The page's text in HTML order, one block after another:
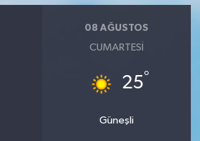
08 AĞUSTOS
CUMARTESI
25°
Güneşli